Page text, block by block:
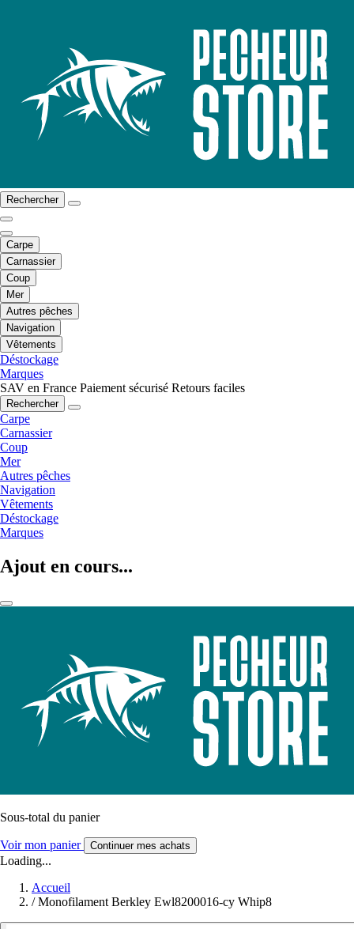
Rechercher
Carpe
Carnassier
Coup
Mer
Autres pêches
Navigation
Vêtements
Déstockage
Marques
SAV en France Paiement sécurisé Retours faciles
Rechercher
Carpe
Carnassier
Coup
Mer
Autres pêches
Navigation
Vêtements
Déstockage
Marques
Ajout en cours...
Sous-total du panier
Voir mon panier Continuer mes achats
Loading...
Accueil
/ Monofilament Berkley Ewl8200016-cy Whip8